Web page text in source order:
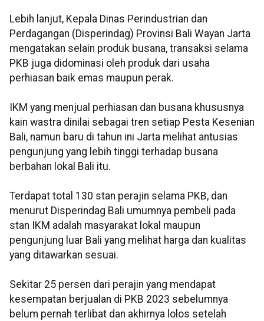
Lebih lanjut, Kepala Dinas Perindustrian dan
Perdagangan (Disperindag) Provinsi Bali Wayan Jarta
mengatakan selain produk busana, transaksi selama
PKB juga didominasi oleh produk dari usaha
perhiasan baik emas maupun perak.
IKM yang menjual perhiasan dan busana khususnya
kain wastra dinilai sebagai tren setiap Pesta Kesenian
Bali, namun baru di tahun ini Jarta melihat antusias
pengunjung yang lebih tinggi terhadap busana
berbahan lokal Bali itu.
Terdapat total 130 stan perajin selama PKB, dan
menurut Disperindag Bali umumnya pembeli pada
stan IKM adalah masyarakat lokal maupun
pengunjung luar Bali yang melihat harga dan kualitas
yang ditawarkan sesuai.
Sekitar 25 persen dari perajin yang mendapat
kesempatan berjualan di PKB 2023 sebelumnya
belum pernah terlibat dan akhirnya lolos setelah